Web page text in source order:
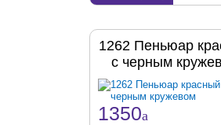
1262 Пеньюар
с черным
1350a